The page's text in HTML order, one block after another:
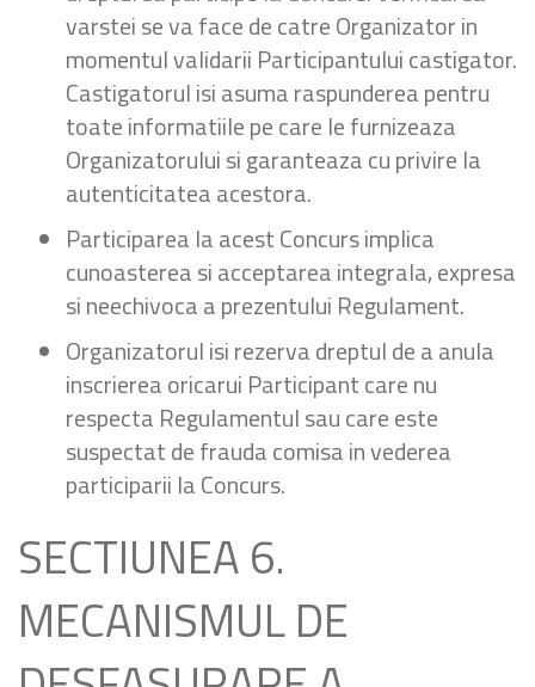
varstei se va face de catre Organizator in
momentul validarii Participantului castigator.
Castigatorul isi asuma raspunderea pentru
toate informatiile pe care le furnizeaza
Organizatorului si garanteaza cu privire la
autenticitatea acestora.
Participarea la acest Concurs implica
cunoasterea si acceptarea integrala, expresa
si neechivoca a prezentului Regulament.
Organizatorul isi rezerva dreptul de a anula
inscrierea oricarui Participant care nu
respecta Regulamentul sau care este
suspectat de frauda comisa in vederea
participarii la Concurs.
SECTIUNEA 6.
MECANISMUL DE